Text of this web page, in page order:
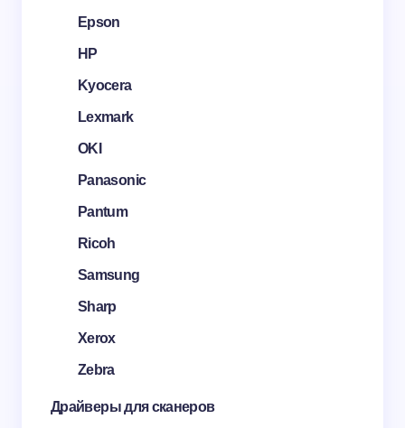
Epson
HP
Kyocera
Lexmark
OKI
Panasonic
Pantum
Ricoh
Samsung
Sharp
Xerox
Zebra
Драйверы для сканеров